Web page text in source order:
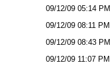
09/12/09 05:14 PM
09/12/09 08:11 PM
09/12/09 08:43 PM
09/12/09 11:07 PM